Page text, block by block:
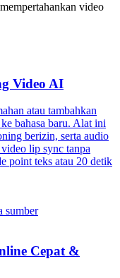
video
Video AI
atau tambahkan
bahasa baru. Alat ini
berizin, serta audio
lip sync tanpa
point teks atau 20 detik
Cepat &